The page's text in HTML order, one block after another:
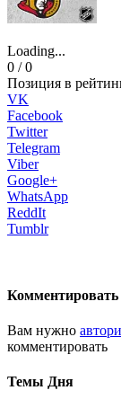
Loading...
0 / 0
Позиция в
VK
Facebook
Twitter
Telegram
Viber
Google+
WhatsApp
ReddIt
Tumblr
Комментировать
Вам нужно
комментировать
Темы Дня